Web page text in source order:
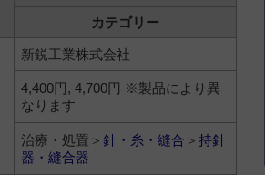
カテゴリー
新鋭工業株式会社
4,400円, 4,700円 ※製品により異
なります
治療・処置＞ 針・糸・縫合 ＞ 持針
器・縫合器